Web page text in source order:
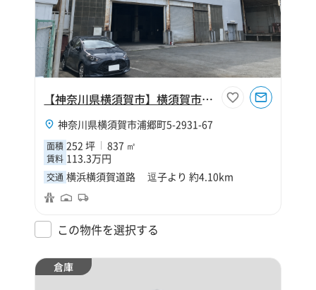
【神奈川県横須賀市】横須賀市浦郷町252坪倉庫
神奈川県横須賀市浦郷町5-2931-67
面積 252 坪 837 ㎡
賃料 113.3万円
交通 横浜横須賀道路 逗子より 約4.10km
この物件を選択する
倉庫